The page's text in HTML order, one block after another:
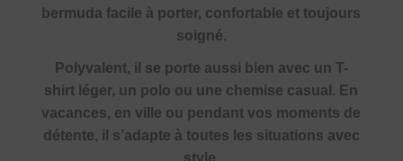
bermuda facile à porter, confortable et toujours
soigné.
Polyvalent, il se porte aussi bien avec un T-
shirt léger, un polo ou une chemise casual. En
vacances, en ville ou pendant vos moments de
détente, il s’adapte à toutes les situations avec